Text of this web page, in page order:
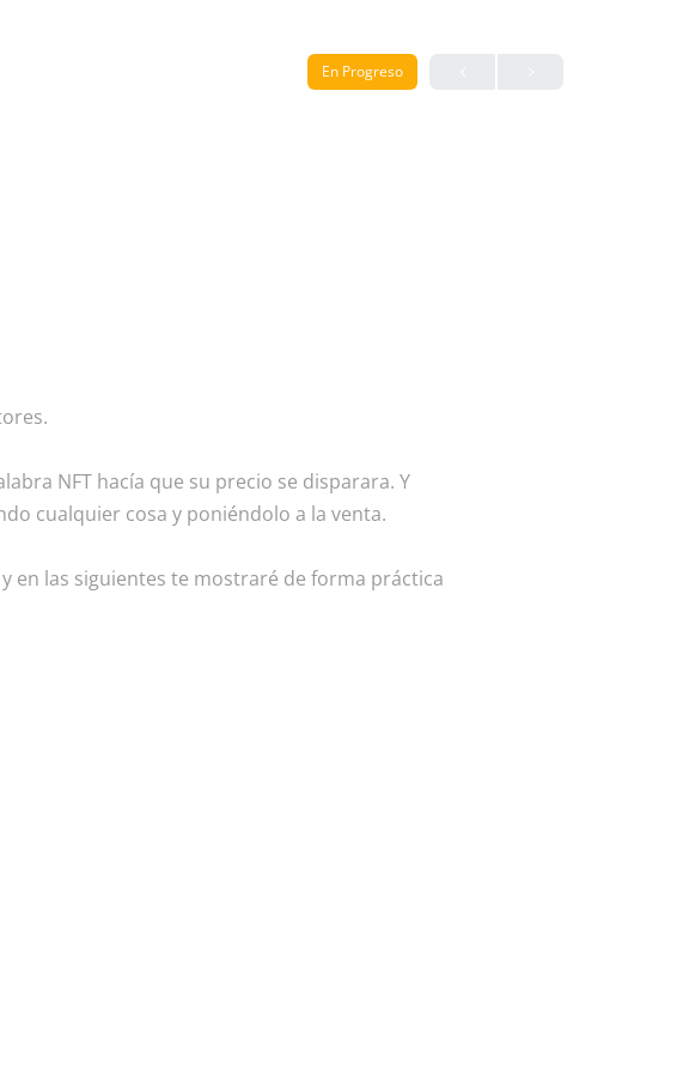
En Progreso
NFT hacía que su precio se disparara. Y
cualquier cosa y poniéndolo a la venta.
en las siguientes te mostraré de forma práctica